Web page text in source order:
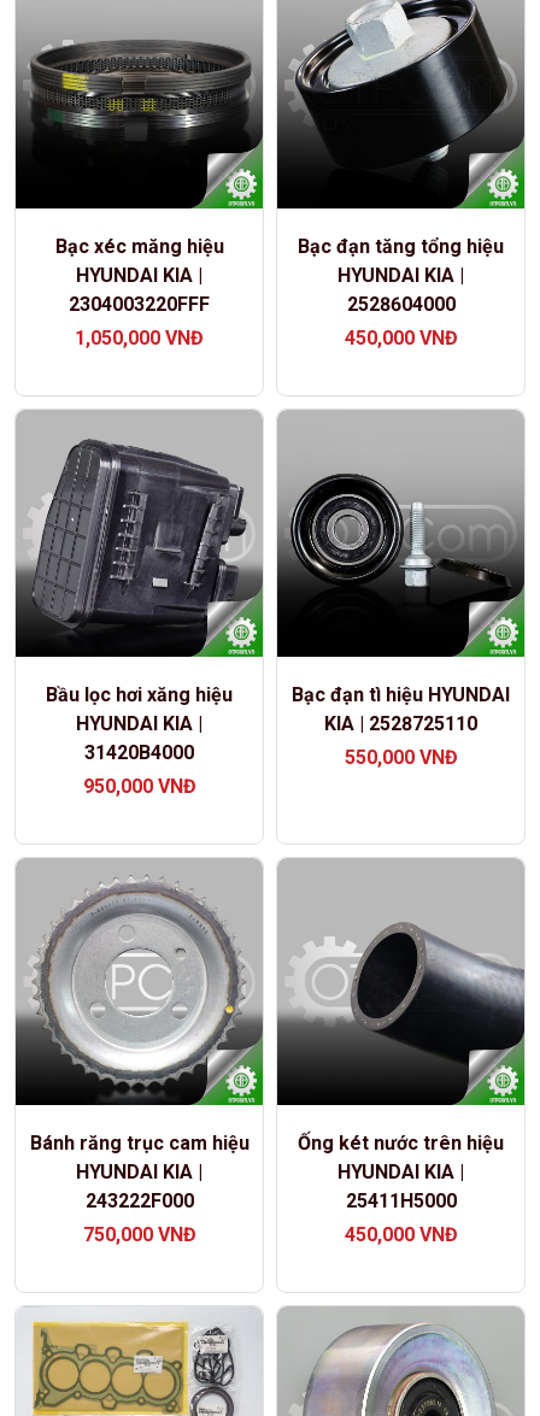
Bạc xéc măng hiệu
HYUNDAI KIA |
2304003220FFF
1,050,000 VNĐ
Bạc đạn tăng tổng hiệu
HYUNDAI KIA |
2528604000
450,000 VNĐ
Bầu lọc hơi xăng hiệu
HYUNDAI KIA |
31420B4000
950,000 VNĐ
Bạc đạn tì hiệu HYUNDAI
KIA | 2528725110
550,000 VNĐ
Bánh răng trục cam hiệu
HYUNDAI KIA |
243222F000
750,000 VNĐ
Ống két nước trên hiệu
HYUNDAI KIA |
25411H5000
450,000 VNĐ